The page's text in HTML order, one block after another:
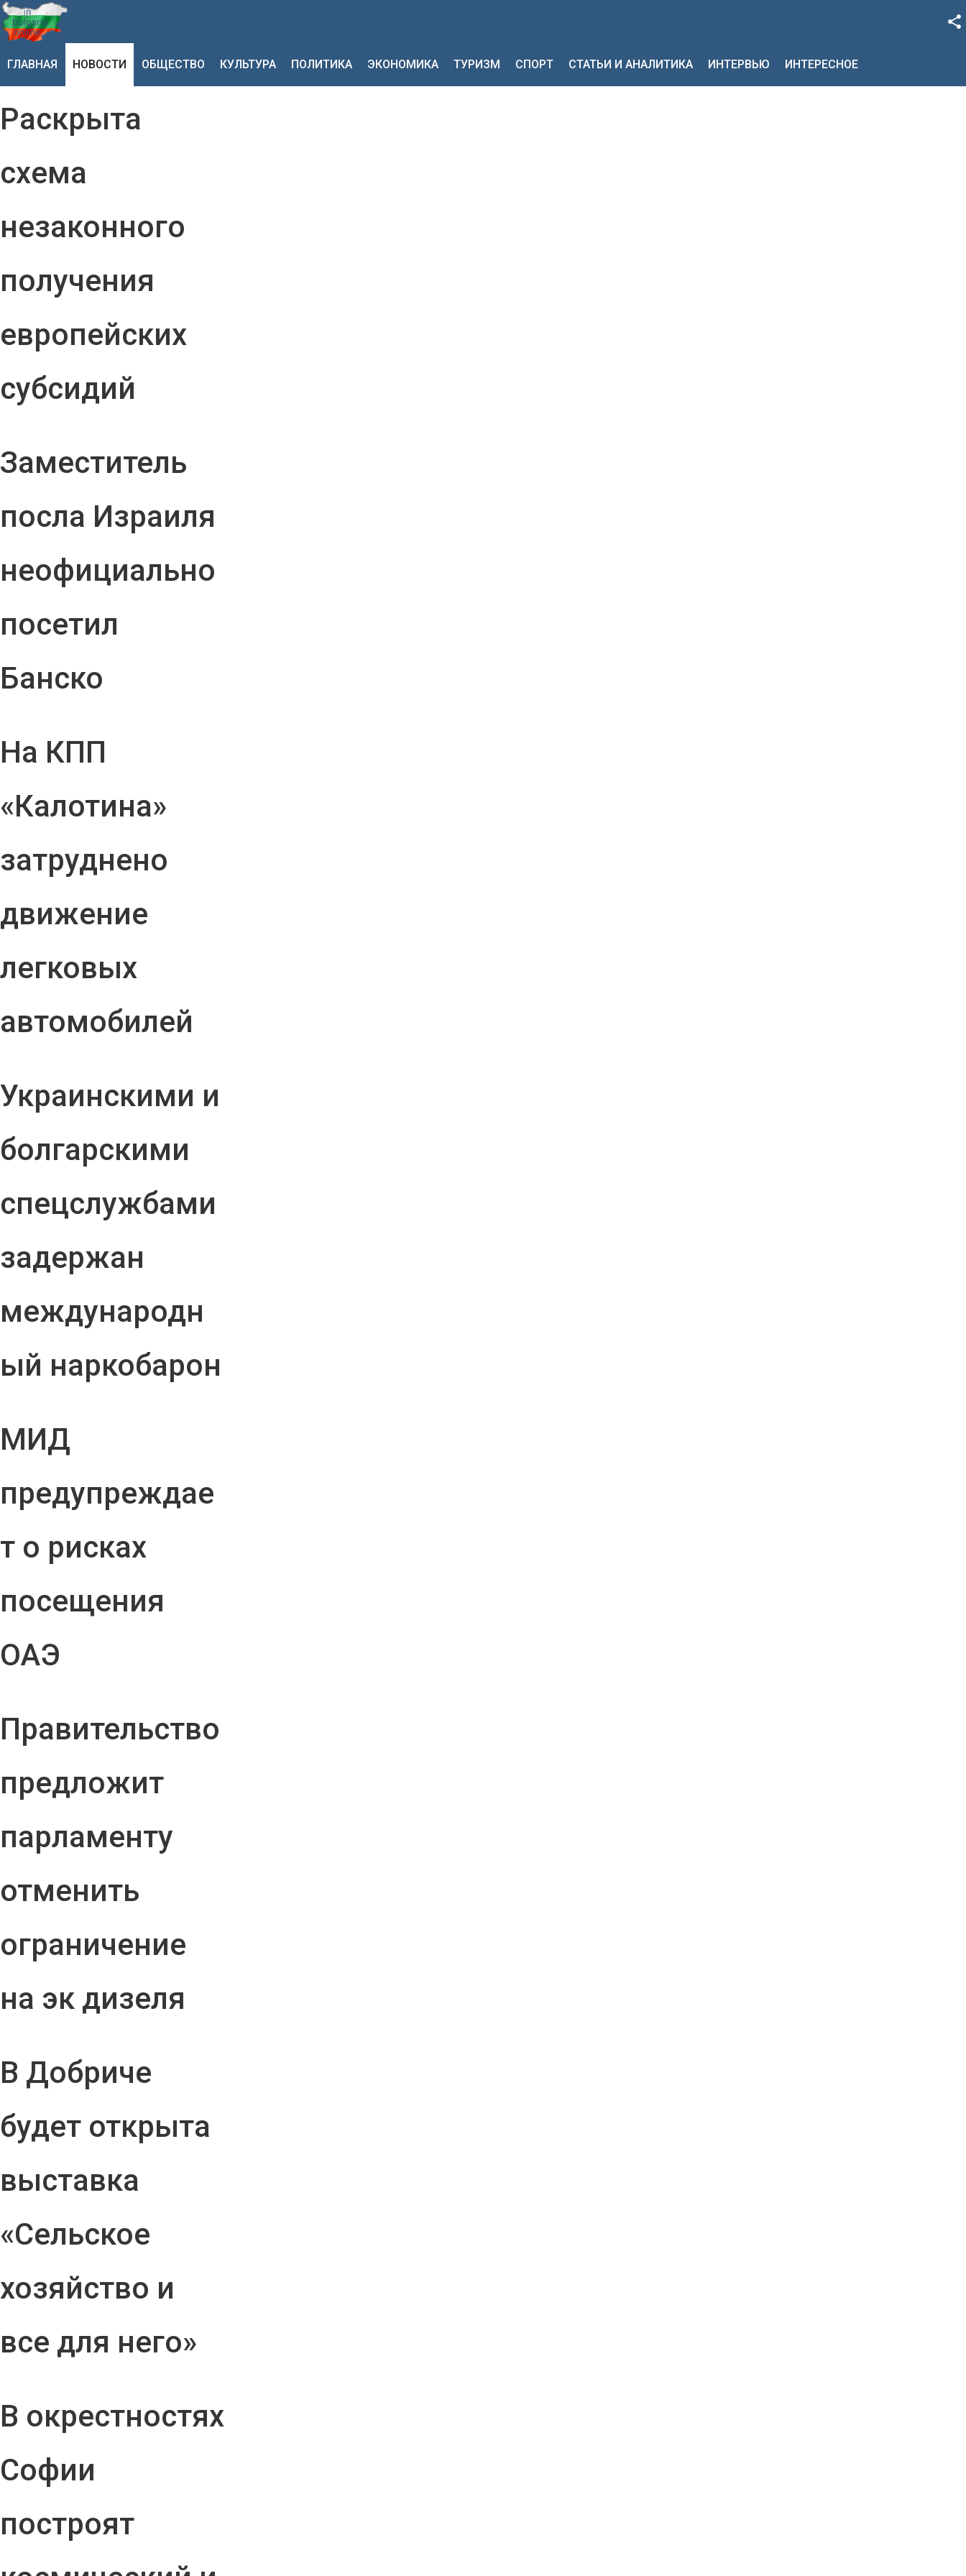
Google+
ГЛАВНАЯ НОВОСТИ ОБЩЕСТВО КУЛЬТУРА ПОЛИТИКА ЭКОНОМИКА ТУРИЗМ СПОРТ СТАТЬИ И АНАЛИТИКА ИНТЕРВЬЮ ИНТЕРЕСНОЕ
Раскрыта
схема
незаконного
получения
европейских
субсидий
Заместитель
посла Израиля
неофициально
посетил
Банско
На КПП
«Калотина»
затруднено
движение
легковых
автомобилей
Украинскими и
болгарскими
спецслужбами
задержан
международн
ый наркобарон
МИД
предупреждае
т о рисках
посещения
ОАЭ
Правительство
предложит
парламенту
отменить
ограничение
на эк дизеля
В Добриче
будет открыта
выставка
«Сельское
хозяйство и
все для него»
В окрестностях
Софии
построят